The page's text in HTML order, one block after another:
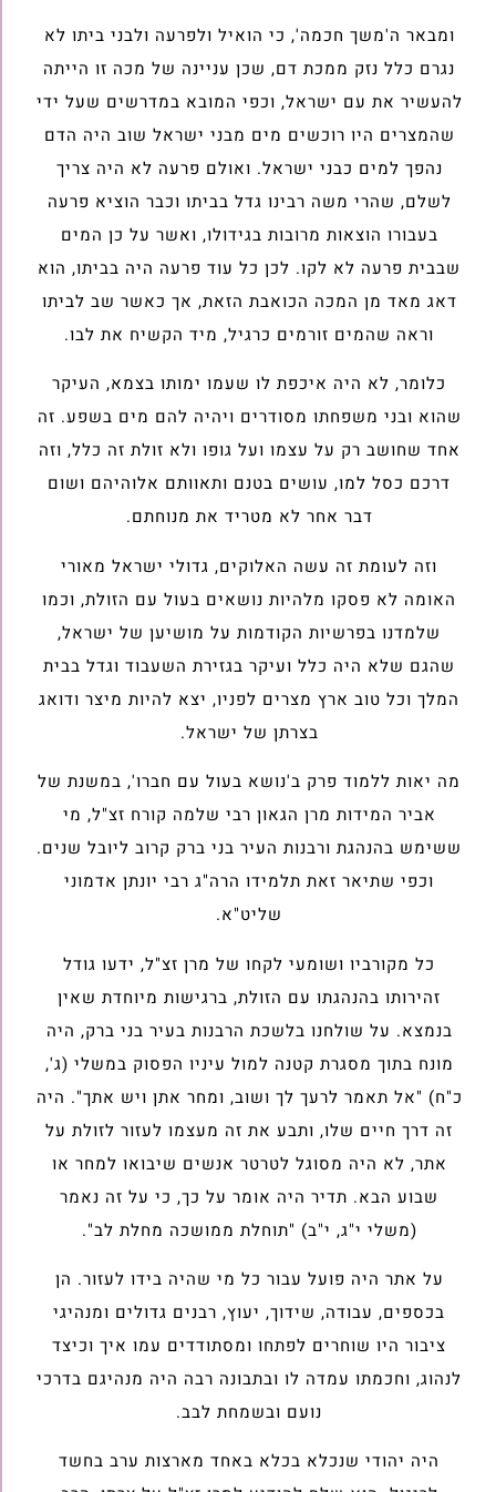
ומבאר ה'משך חכמה', כי הואיל ולפרעה ולבני ביתו לא
נגרם כלל נזק ממכת דם, שכן עניינה של מכה זו הייתה
להעשיר את עם ישראל, וכפי המובא במדרשים שעל ידי
שהמצרים היו רוכשים מים מבני ישראל שוב היה הדם
נהפך למים כבני ישראל. ואולם פרעה לא היה צריך
לשלם, שהרי משה רבינו גדל בביתו וכבר הוציא פרעה
בעבורו הוצאות מרובות בגידולו, ואשר על כן המים
שבבית פרעה לא לקו. לכן כל עוד פרעה היה בביתו, הוא
דאג מאד מן המכה הכואבת הזאת, אך כאשר שב לביתו
וראה שהמים זורמים כרגיל, מיד הקשיח את לבו.
כלומר, לא היה איכפת לו שעמו ימותו בצמא, העיקר
שהוא ובני משפחתו מסודרים ויהיה להם מים בשפע. זה
אחד שחושב רק על עצמו ועל גופו ולא זולת זה כלל, וזה
דרכם כסל למו, עושים בטנם ותאוותם אלוהיהם ושום
דבר אחר לא מטריד את מנוחתם.
וזה לעומת זה עשה האלוקים, גדולי ישראל מאורי
האומה לא פסקו מלהיות נושאים בעול עם הזולת, וכמו
שלמדנו בפרשיות הקודמות על מושיען של ישראל,
שהגם שלא היה כלל ועיקר בגזירת השעבוד וגדל בבית
המלך וכל טוב ארץ מצרים לפניו, יצא להיות מיצר ודואג
בצרתן של ישראל.
מה יאות ללמוד פרק ב'נושא בעול עם חברו', במשנת של
אביר המידות מרן הגאון רבי שלמה קורח זצ"ל, מי
ששימש בהנהגת ורבנות העיר בני ברק קרוב ליובל שנים.
וכפי שתיאר זאת תלמידו הרה"ג רבי יונתן אדמוני
שליט"א.
כל מקורביו ושומעי לקחו של מרן זצ"ל, ידעו גודל
זהירותו בהנהגתו עם הזולת, ברגישות מיוחדת שאין
בנמצא. על שולחנו בלשכת הרבנות בעיר בני ברק, היה
מונח בתוך מסגרת קטנה למול עיניו הפסוק במשלי (ג',
כ"ח) "אל תאמר לרעך לך ושוב, ומחר אתן ויש אתך". היה
זה דרך חיים שלו, ותבע את זה מעצמו לעזור לזולת על
אתר, לא היה מסוגל לטרטר אנשים שיבואו למחר או
שבוע הבא. תדיר היה אומר על כך, כי על זה נאמר
(משלי י"ג, י"ב) "תוחלת ממושכה מחלת לב".
על אתר היה פועל עבור כל מי שהיה בידו לעזור. הן
בכספים, עבודה, שידוך, יעוץ, רבנים גדולים ומנהיגי
ציבור היו שוחרים לפתחו ומסתודדים עמו איך וכיצד
לנהוג, וחכמתו עמדה לו ובתבונה רבה היה מנהיגם בדרכי
נועם ובשמחת לבב.
היה יהודי שנכלא בכלא באחד מארצות ערב בחשד